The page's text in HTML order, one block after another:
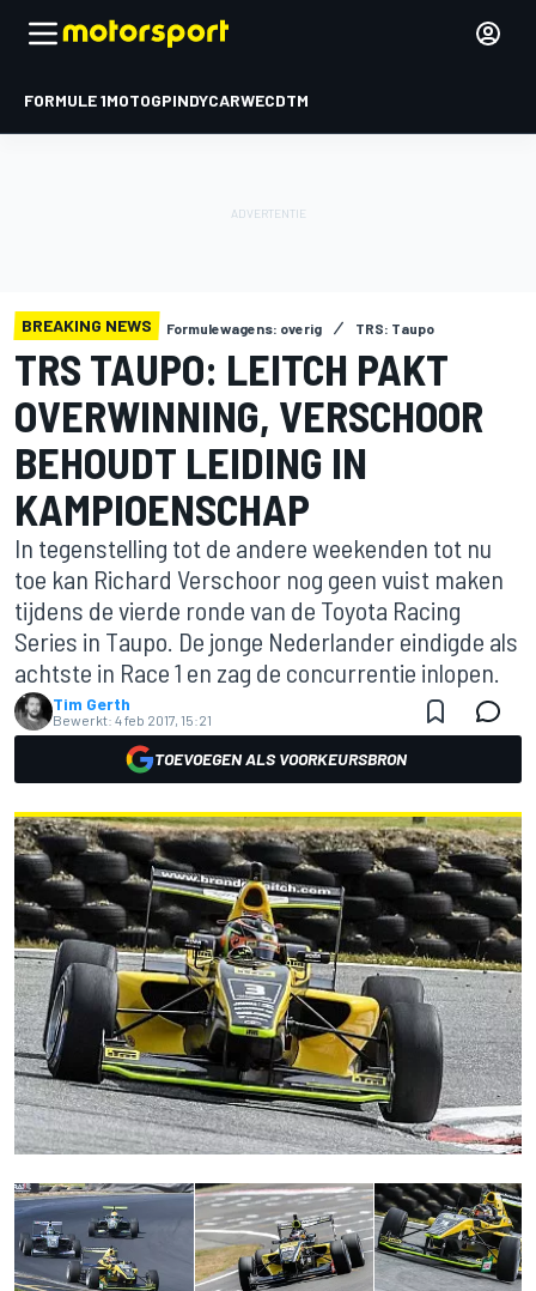
FORMULE 1MOTOGPINDYCARWECDTM
BREAKING NEWS Formulewagens: overig TRS: Taupo
TRS TAUPO: LEITCH PAKT
OVERWINNING, VERSCHOOR
BEHOUDT LEIDING IN
KAMPIOENSCHAP
In tegenstelling tot de andere weekenden tot nu
toe kan Richard Verschoor nog geen vuist maken
tijdens de vierde ronde van de Toyota Racing
Series in Taupo. De jonge Nederlander eindigde als
achtste in Race 1 en zag de concurrentie inlopen.
Tim Gerth
Bewerkt: 4 feb 2017, 15:21
TOEVOEGEN ALS VOORKEURSBRON